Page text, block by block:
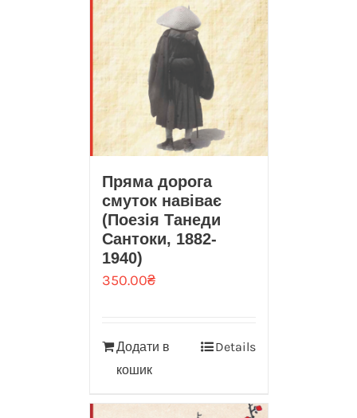
Пряма дорога
смуток навіває
(Поезія Танеди
Сантоки, 1882-
1940)
350.00₴
Додати в
кошик
Details